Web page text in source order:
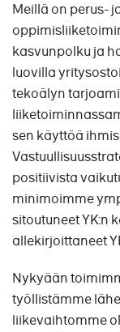
Meillä on perus-
kasvunpolku ja
luovilla
tekoälyn
sen käyttöä
positiivista
minimoimme
sitoutuneet YK:n
allekirjoittaneet
Nykyään
työllistämme
liikevaihtomme